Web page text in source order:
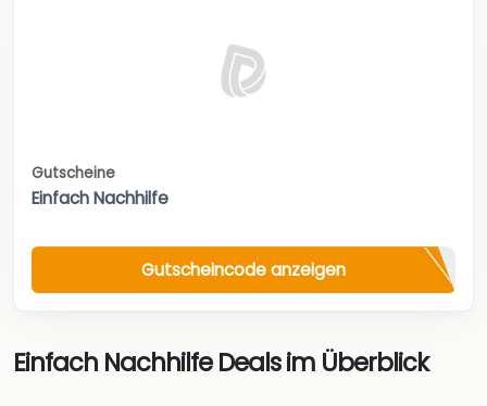
Gutscheine
Einfach Nachhilfe
Gutscheincode anzeigen
Einfach Nachhilfe Deals im Überblick